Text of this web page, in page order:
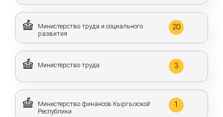
Министерство труда и социального
развития
20
Министерство труда 3
Министерство финансов Кыргызской
Республики
1